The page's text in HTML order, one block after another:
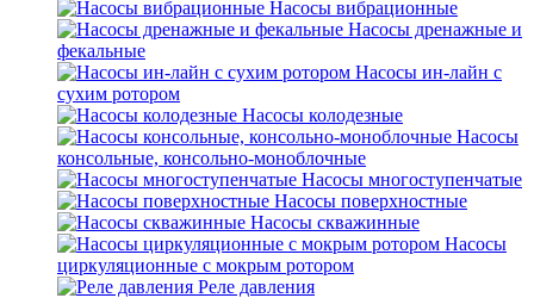
Насосы вибрационные
Насосы дренажные и
фекальные
Насосы ин-лайн с
сухим ротором
Насосы колодезные
Насосы
консольные, консольно-моноблочные
Насосы многоступенчатые
Насосы поверхностные
Насосы скважинные
Насосы
циркуляционные с мокрым ротором
Реле давления